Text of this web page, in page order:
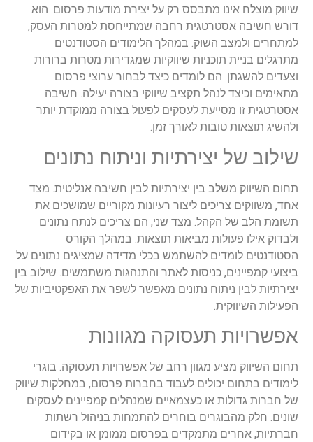
שיווק מוצלח אינו מתבסס רק על יצירת מודעות פרסום. הוא
דורש חשיבה אסטרטגית רחבה שמתייחסת למטרות העסק,
למתחרים ולמצב השוק. במהלך הלימודים הסטודנטים
מתרגלים בניית תוכניות שיווקיות שמגדירות מטרות ברורות
וצעדים להשגתן. הם לומדים כיצד לבחור ערוצי פרסום
מתאימים וכיצד לנהל תקציב שיווקי בצורה יעילה. חשיבה
אסטרטגית זו מסייעת לעסקים לפעול בצורה ממוקדת יותר
ולהשיג תוצאות טובות לאורך זמן.
שילוב של יצירתיות וניתוח נתונים
תחום השיווק משלב בין יצירתיות לבין חשיבה אנליטית. מצד
אחד, משווקים צריכים ליצור רעיונות מקוריים שמושכים את
תשומת הלב של הקהל. מצד שני, הם צריכים לנתח נתונים
ולבדוק אילו פעולות מביאות תוצאות. במהלך הקורס
הסטודנטים לומדים להשתמש בכלי מדידה שמציגים נתונים על
ביצועי קמפיינים, כניסות לאתר והתנהגות משתמשים. שילוב בין
יצירתיות לבין ניתוח נתונים מאפשר לשפר את האפקטיביות של
הפעילות השיווקית
אפשרויות תעסוקה מגוונות
תחום השיווק מציע מגוון רחב של אפשרויות תעסוקה. בוגרי
לימודים בתחום יכולים לעבוד בחברות פרסום, במחלקות שיווק
של חברות גדולות או כעצמאיים שמנהלים קמפיינים לעסקים
שונים. חלק מהבוגרים בוחרים להתמחות בניהול רשתות
חברתיות, אחרים מתמקדים בפרסום ממומן או בקידום